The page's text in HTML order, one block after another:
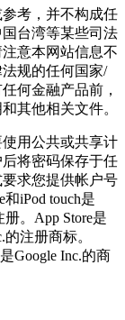
考，并不构成任
台湾等某些司法
意本网站信息不
规的任何国家/
何金融产品前，
其他相关文件。
用公共或共享计
将密码保存于任
求您提供帐户号
iPod touch是
。App Store是
注册商标。
Google Inc.的商